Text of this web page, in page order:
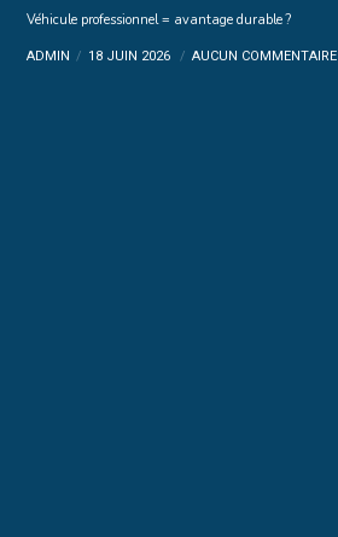
Véhicule professionnel = avantage durable ?
ADMIN 18 JUIN 2026 AUCUN COMMENTAIRE